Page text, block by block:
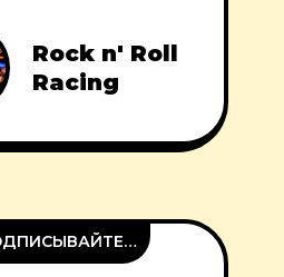
Rock n' Roll
Racing
ПОДПИСЫВАЙТЕСЬ